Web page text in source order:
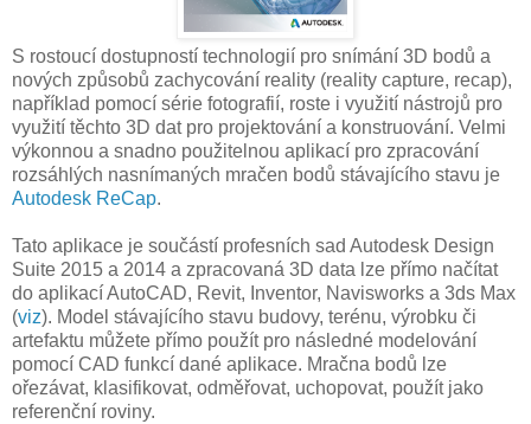
S rostoucí dostupností technologií pro snímání 3D bodů a
nových způsobů zachycování reality (reality capture, recap),
například pomocí série fotografií, roste i využití nástrojů pro
využití těchto 3D dat pro projektování a konstruování. Velmi
výkonnou a snadno použitelnou aplikací pro zpracování
rozsáhlých nasnímaných mračen bodů stávajícího stavu je
Autodesk ReCap.
Tato aplikace je součástí profesních sad Autodesk Design
Suite 2015 a 2014 a zpracovaná 3D data lze přímo načítat
do aplikací AutoCAD, Revit, Inventor, Navisworks a 3ds Max
(viz). Model stávajícího stavu budovy, terénu, výrobku či
artefaktu můžete přímo použít pro následné modelování
pomocí CAD funkcí dané aplikace. Mračna bodů lze
ořezávat, klasifikovat, odměřovat, uchopovat, použít jako
referenční roviny.